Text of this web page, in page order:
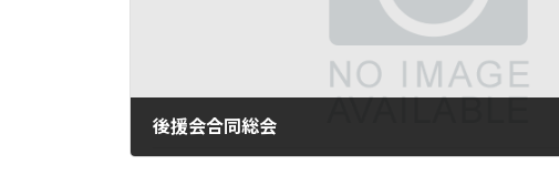
後援会合同総会